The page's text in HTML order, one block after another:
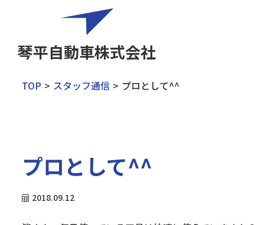
琴平自動車株式会社
TOP スタッフ通信 プロとして^^
プロとして^^
2018.09.12